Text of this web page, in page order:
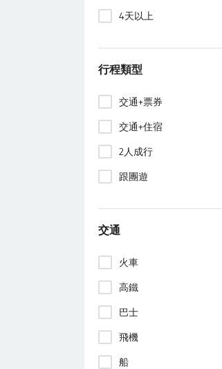
4天以上
行程類型
交通+票券
交通+住宿
2人成行
跟團遊
交通
火車
高鐵
巴士
飛機
船